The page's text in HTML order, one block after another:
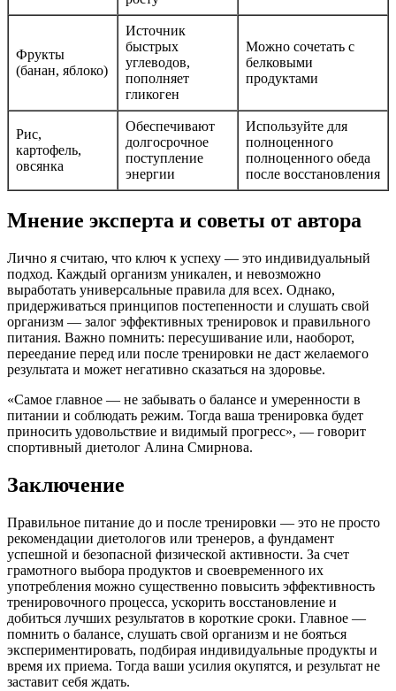
Фрукты
(банан, яблоко)
Источник
быстрых
углеводов,
пополняет
гликоген
Можно сочетать с
белковыми
продуктами
Рис,
картофель,
овсянка
Обеспечивают
долгосрочное
поступление
энергии
Используйте для
полноценного
полноценного обеда
после восстановления
Мнение эксперта и советы от автора
Лично я считаю, что ключ к успеху — это индивидуальный
подход. Каждый организм уникален, и невозможно
выработать универсальные правила для всех. Однако,
придерживаться принципов постепенности и слушать свой
организм — залог эффективных тренировок и правильного
питания. Важно помнить: пересушивание или, наоборот,
переедание перед или после тренировки не даст желаемого
результата и может негативно сказаться на здоровье.
«Самое главное — не забывать о балансе и умеренности в
питании и соблюдать режим. Тогда ваша тренировка будет
приносить удовольствие и видимый прогресс», — говорит
спортивный диетолог Алина Смирнова.
Заключение
Правильное питание до и после тренировки — это не просто
рекомендации диетологов или тренеров, а фундамент
успешной и безопасной физической активности. За счет
грамотного выбора продуктов и своевременного их
употребления можно существенно повысить эффективность
тренировочного процесса, ускорить восстановление и
добиться лучших результатов в короткие сроки. Главное —
помнить о балансе, слушать свой организм и не бояться
экспериментировать, подбирая индивидуальные продукты и
время их приема. Тогда ваши усилия окупятся, и результат не
заставит себя ждать.